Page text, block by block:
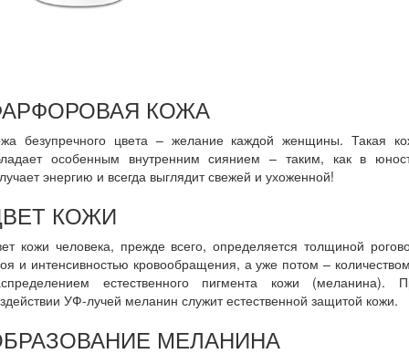
КОЖА
безупречного цвета – желание каждой женщины. Такая
особенным внутренним сиянием – таким, как в
энергию и всегда выглядит свежей и ухоженной!
КОЖИ
кожи человека, прежде всего, определяется толщиной
и интенсивностью кровообращения, а уже потом –
естественного пигмента кожи (меланина).
УФ-лучей меланин служит естественной защитой кожи.
МЕЛАНИНА